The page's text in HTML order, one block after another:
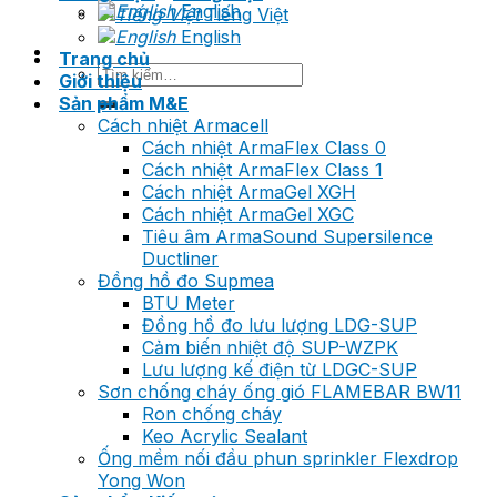
English
Tìm
kiếm:
Tiếng Việt
English
Trang chủ
Giới thiệu
Sản phẩm M&E
Cách nhiệt Armacell
Cách nhiệt ArmaFlex Class 0
Cách nhiệt ArmaFlex Class 1
Cách nhiệt ArmaGel XGH
Cách nhiệt ArmaGel XGC
Tiêu âm ArmaSound Supersilence
Ductliner
Đồng hồ đo Supmea
BTU Meter
Đồng hồ đo lưu lượng LDG-SUP
Cảm biến nhiệt độ SUP-WZPK
Lưu lượng kế điện từ LDGC-SUP
Sơn chống cháy ống gió FLAMEBAR BW11
Ron chống cháy
Keo Acrylic Sealant
Ống mềm nối đầu phun sprinkler Flexdrop
Yong Won